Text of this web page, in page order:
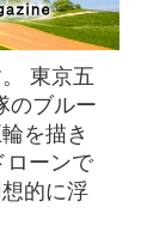
東京五
のブルー
を描き
ローンで
的に浮